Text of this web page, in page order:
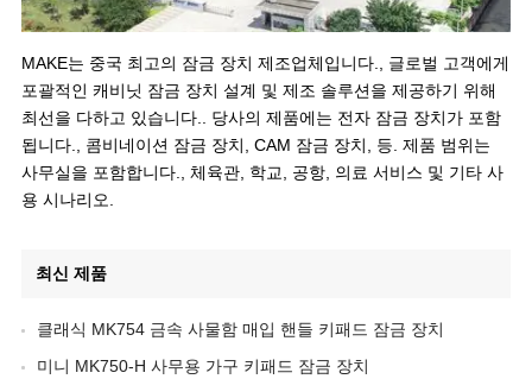
MAKE는 중국 최고의 잠금 장치 제조업체입니다., 글로벌 고객에게
포괄적인 캐비닛 잠금 장치 설계 및 제조 솔루션을 제공하기 위해
최선을 다하고 있습니다.. 당사의 제품에는 전자 잠금 장치가 포함
됩니다., 콤비네이션 잠금 장치, CAM 잠금 장치, 등. 제품 범위는
사무실을 포함합니다., 체육관, 학교, 공항, 의료 서비스 및 기타 사
용 시나리오.
최신 제품
클래식 MK754 금속 사물함 매입 핸들 키패드 잠금 장치
미니 MK750-H 사무용 가구 키패드 잠금 장치